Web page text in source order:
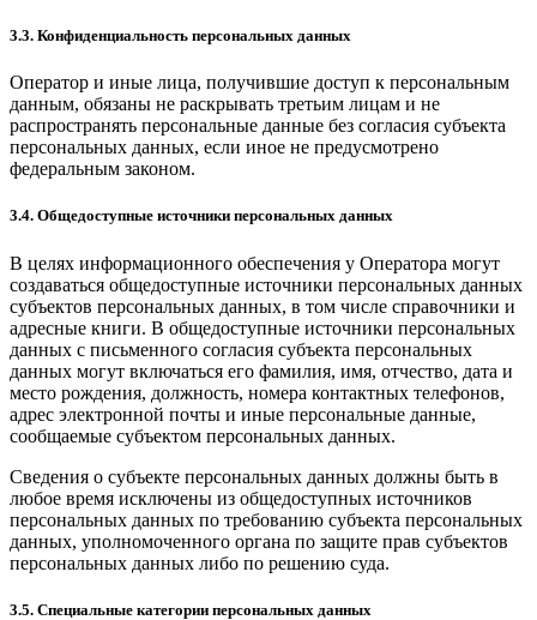
3.3. Конфиденциальность персональных данных
Оператор и иные лица, получившие доступ к персональным
данным, обязаны не раскрывать третьим лицам и не
распространять персональные данные без согласия субъекта
персональных данных, если иное не предусмотрено
федеральным законом.
3.4. Общедоступные источники персональных данных
В целях информационного обеспечения у Оператора могут
создаваться общедоступные источники персональных данных
субъектов персональных данных, в том числе справочники и
адресные книги. В общедоступные источники персональных
данных с письменного согласия субъекта персональных
данных могут включаться его фамилия, имя, отчество, дата и
место рождения, должность, номера контактных телефонов,
адрес электронной почты и иные персональные данные,
сообщаемые субъектом персональных данных.
Сведения о субъекте персональных данных должны быть в
любое время исключены из общедоступных источников
персональных данных по требованию субъекта персональных
данных, уполномоченного органа по защите прав субъектов
персональных данных либо по решению суда.
3.5. Специальные категории персональных данных